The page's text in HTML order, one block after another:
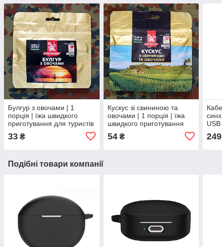
Булгур з овочами | 1
порція | їжа швидкого
приготування для туристів
33 ₴
Кускус зі свининою та
овочами | 1 порція | їжа
швидкого приготування
для туристів та військових
54₴ 249
Подібні товари компанії